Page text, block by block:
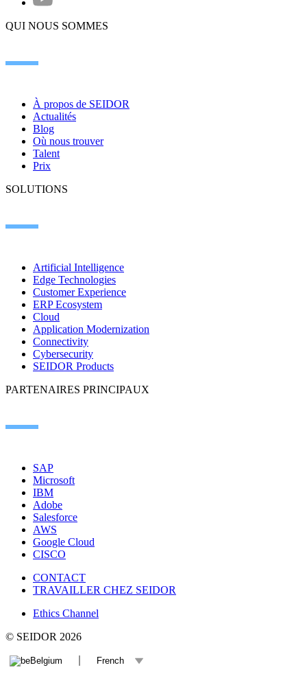
QUI NOUS SOMMES
À propos de SEIDOR
Actualités
Blog
Où nous trouver
Talent
Prix
SOLUTIONS
Artificial Intelligence
Edge Technologies
Customer Experience
ERP Ecosystem
Cloud
Application Modernization
Connectivity
Cybersecurity
SEIDOR Products
PARTENAIRES PRINCIPAUX
SAP
Microsoft
IBM
Adobe
Salesforce
AWS
Google Cloud
CISCO
CONTACT
TRAVAILLER CHEZ SEIDOR
Ethics Channel
© SEIDOR 2026
Belgium French